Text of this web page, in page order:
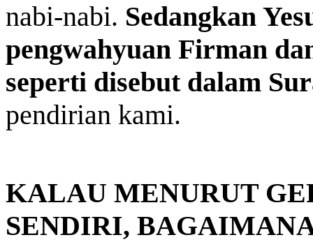
nabi-nabi. Sedangkan
pengwahyuan Firman
seperti disebut dalam
pendirian kami.
KALAU MENURUT
SENDIRI,